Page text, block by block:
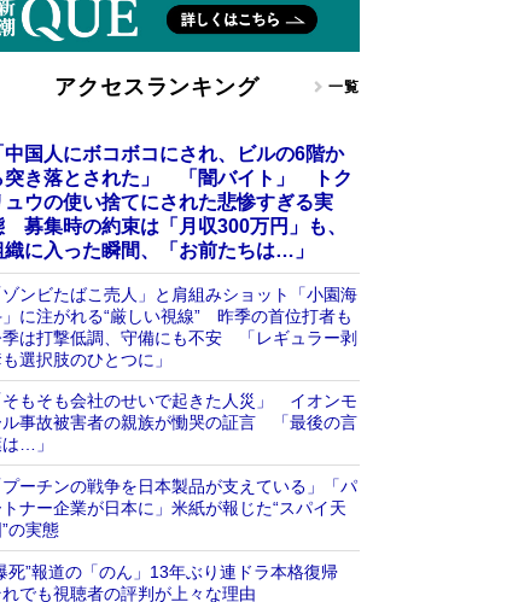
アクセスランキング 一覧
中国人にボコボコにされ、ビルの6階か
突き落とされた」 「闇バイト」 トク
ュウの使い捨てにされた悲惨すぎる実
募集時の約束は「月収300万円」も、
織に入った瞬間、「お前たちは…」
ゾンビたばこ売人」と肩組みショット「小園海
に注がれる“厳しい視線” 昨季の首位打者も
は打撃低調、守備にも不安 「レギュラー剥
選択肢のひとつに」
そもそも会社のせいで起きた人災」 イオンモ
ル事故被害者の親族が慟哭の証言 「最後の言
…」
プーチンの戦争を日本製品が支えている」「パ
トナー企業が日本に」米紙が報じた“スパイ天
の実態
死”報道の「のん」13年ぶり連ドラ本格復帰
れでも視聴者の評判が上々な理由